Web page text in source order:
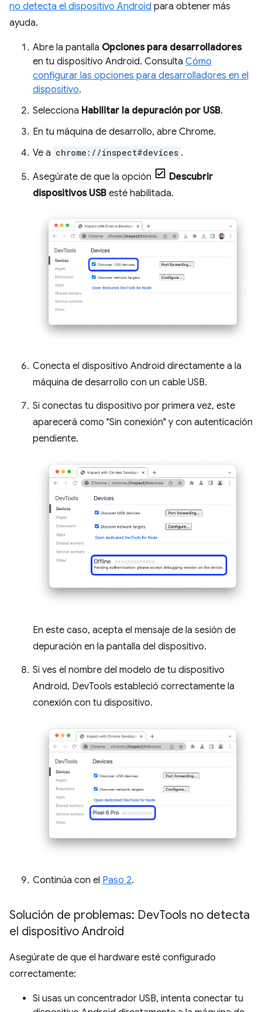
no detecta el dispositivo Android para obtener más
ayuda.
Abre la pantalla Opciones para desarrolladores
en tu dispositivo Android. Consulta Cómo
configurar las opciones para desarrolladores en el
dispositivo.
Selecciona Habilitar la depuración por USB.
En tu máquina de desarrollo, abre Chrome.
Ve a chrome://inspect#devices .
Asegúrate de que la opción
Descubrir
dispositivos USB esté habilitada.
Conecta el dispositivo Android directamente a la
máquina de desarrollo con un cable USB.
Si conectas tu dispositivo por primera vez, este
aparecerá como "Sin conexión" y con autenticación
pendiente.
En este caso, acepta el mensaje de la sesión de
depuración en la pantalla del dispositivo.
Si ves el nombre del modelo de tu dispositivo
Android, DevTools estableció correctamente la
conexión con tu dispositivo.
Continúa con el Paso 2.
Solución de problemas: DevTools no detecta
el dispositivo Android
Asegúrate de que el hardware esté configurado
correctamente:
Si usas un concentrador USB, intenta conectar tu